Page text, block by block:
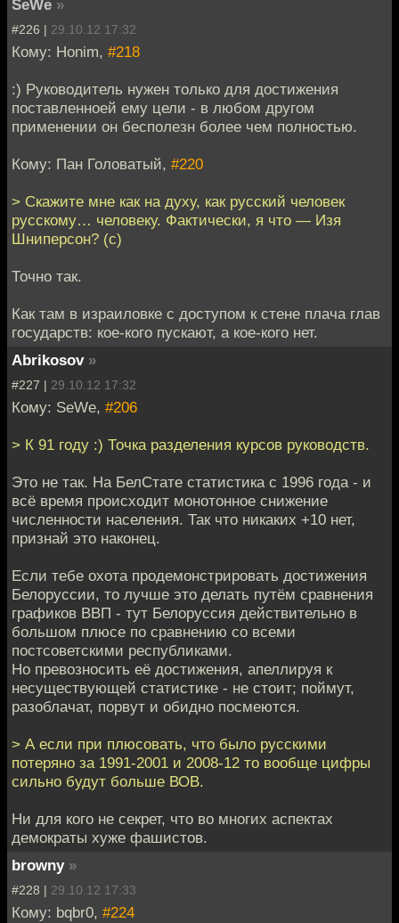
SeWe »
#226 | 29.10.12 17:32
Кому: Honim, #218
:) Руководитель нужен только для достижения
поставленноей ему цели - в любом другом
применении он бесполезн более чем полностью.
Кому: Пан Головатый, #220
> Скажите мне как на духу, как русский человек
русскому… человеку. Фактически, я что — Изя
Шниперсон? (c)
Точно так.
Как там в израиловке с доступом к стене плача глав
государств: кое-кого пускают, а кое-кого нет.
Abrikosov »
#227 | 29.10.12 17:32
Кому: SeWe, #206
> К 91 году :) Точка разделения курсов руководств.
Это не так. На БелСтате статистика с 1996 года - и
всё время происходит монотонное снижение
численности населения. Так что никаких +10 нет,
признай это наконец.
Если тебе охота продемонстрировать достижения
Белоруссии, то лучше это делать путём сравнения
графиков ВВП - тут Белоруссия действительно в
большом плюсе по сравнению со всеми
постсоветскими республиками.
Но превозносить её достижения, апеллируя к
несуществующей статистике - не стоит; поймут,
разоблачат, порвут и обидно посмеются.
> А если при плюсовать, что было русскими
потеряно за 1991-2001 и 2008-12 то вообще цифры
сильно будут больше ВОВ.
Ни для кого не секрет, что во многих аспектах
демократы хуже фашистов.
browny »
#228 | 29.10.12 17:33
Кому: bqbr0, #224